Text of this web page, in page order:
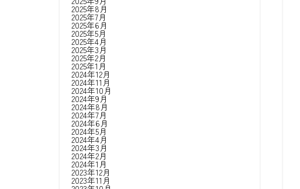
2025年8月
2025年7月
2025年6月
2025年5月
2025年4月
2025年3月
2025年2月
2025年1月
2024年12月
2024年11月
2024年10月
2024年9月
2024年8月
2024年7月
2024年6月
2024年5月
2024年4月
2024年3月
2024年2月
2024年1月
2023年12月
2023年11月